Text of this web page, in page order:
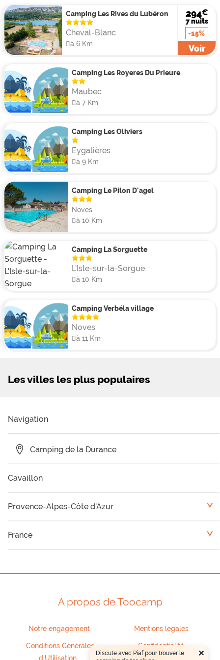
le camping et le mobil-home, il sera possible de choisir
un bungalow toilé, pouvant accueillir 5 personnes avec
séjour, cuisine équipée, salle de bain et terrasse
couverte.
Camping Les Rives du Lubéron
Cheval-Blanc
à 6 Km
294€
7 nuits
-15%
Voir
Camping Les Royeres Du Prieure
Maubec
à 7 Km
Camping Les Oliviers
Eygalières
à 9 Km
Camping Le Pilon D'agel
Noves
à 10 Km
Camping La Sorguette
L'Isle-sur-la-Sorgue
à 10 Km
Camping Verbéla village
Noves
à 11 Km
Les villes les plus populaires
Navigation
Camping de la Durance
Cavaillon
Provence-Alpes-Côte d'Azur <
Camping Bouches du Rhône
France <
A propos de Toocamp
Notre engagement Mentions legales
Conditions Générales
d'Utilisation
Confidentialité ×
Discute avec Piaf pour trouver le